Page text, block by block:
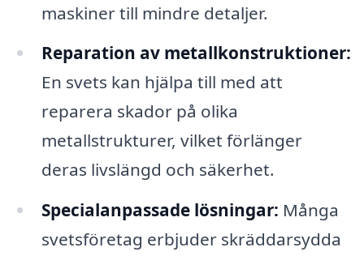
maskiner till mindre detaljer.
Reparation av metallkonstruktioner:
En svets kan hjälpa till med att
reparera skador på olika
metallstrukturer, vilket förlänger
deras livslängd och säkerhet.
Specialanpassade lösningar: Många
svetsföretag erbjuder skräddarsydda